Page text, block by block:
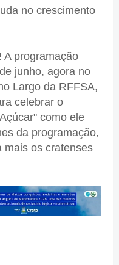
no crescimento
A programação
junho, agora no
Largo da RFFSA,
celebrar o
como ele
da programação,
mais os cratenses